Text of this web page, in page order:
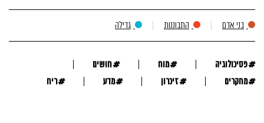
בני אדם התבוננות גדילה
#פסיכולוגיה #מוח #חושים
#מחקרים #זיכרון #מדע #ריח